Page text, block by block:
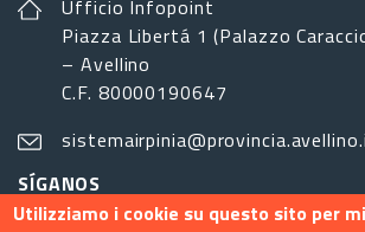
Ufficio Infopoint
Piazza Libertá 1 (Palazzo
– Avellino
C.F. 80000190647
SÍGANOS
Utilizziamo i cookie su questo sito per